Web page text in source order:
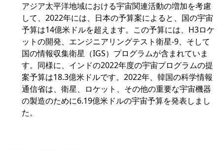
アジア太平洋地域における宇宙関連活動の増加を考慮
して、2022年には、日本の予算案によると、国の宇宙
予算は14億米ドルを超えます。この予算には、H3ロケ
ットの開発、エンジニアリングテスト衛星-9、そして
国の情報収集衛星（IGS）プログラムが含まれていま
す。同様に、インドの2022年度の宇宙プログラムの提
案予算は18.3億米ドルです。2022年、韓国の科学情報
通信省は、衛星、ロケット、その他の重要な宇宙機器
の製造のために6.19億米ドルの宇宙予算を発表しまし
た。